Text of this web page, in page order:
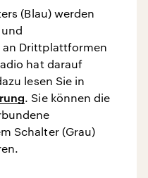
(Blau) werden
an Drittplattformen
hat darauf
lesen Sie in
. Sie können die
Schalter (Grau)